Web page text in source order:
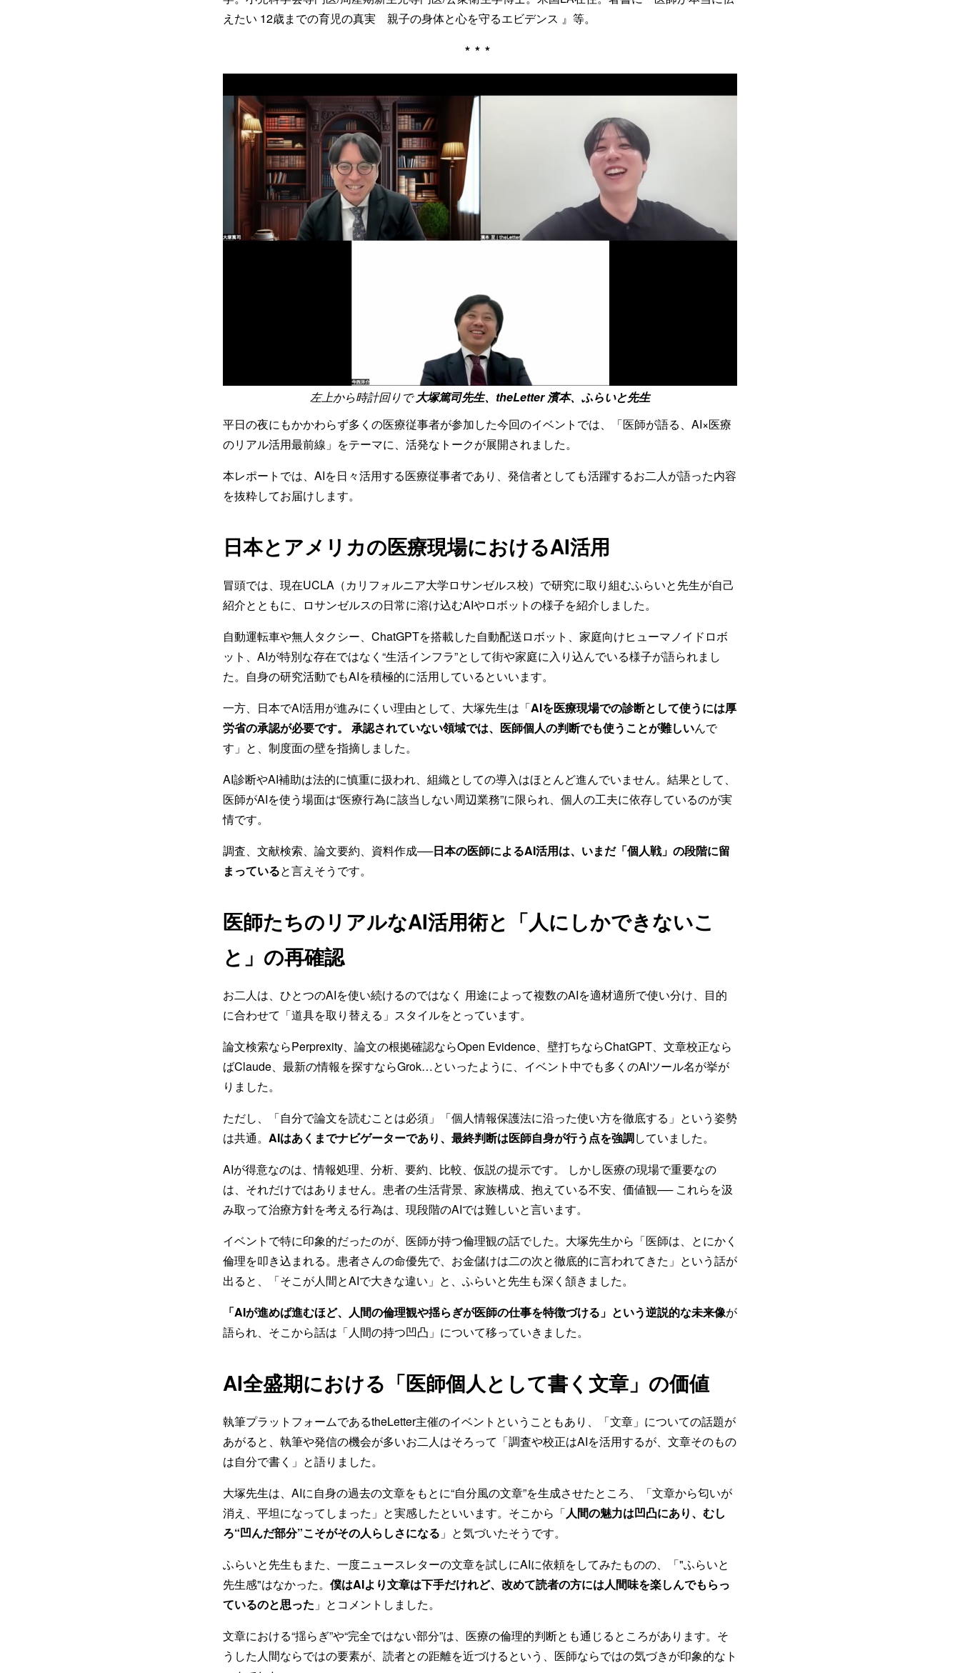
えたい 12歳までの育児の真実 親子の身体と心を守るエビデンス 』等。
***
左上から時計回りで大塚篤司先生、theLetter 濱本、 ふらいと先生
平日の夜にもかかわらず多くの医療従事者が参加した今回のイベントでは、「医師が語る、AI×医療
のリアル活用最前線」をテーマに、活発なトークが展開されました。
本レポートでは、AIを日々活用する医療従事者であり、発信者としても活躍するお二人が語った内容
を抜粋してお届けします。
日本とアメリカの医療現場におけるAI活用
冒頭では、現在UCLA（カリフォルニア大学ロサンゼルス校）で研究に取り組むふらいと先生が自己
紹介とともに、ロサンゼルスの日常に溶け込むAIやロボットの様子を紹介しました。
自動運転車や無人タクシー、ChatGPTを搭載した自動配送ロボット、家庭向けヒューマノイドロボ
ット、AIが特別な存在ではなく“生活インフラ”として街や家庭に入り込んでいる様子が語られまし
た。自身の研究活動でもAIを積極的に活用しているといいます。
一方、日本でAI活用が進みにくい理由として、大塚先生は「AIを医療現場での診断として使うには厚
労省の承認が必要です。 承認されていない領域では、医師個人の判断でも使うことが難しいんで
す」と、制度面の壁を指摘しました。
AI診断やAI補助は法的に慎重に扱われ、組織としての導入はほとんど進んでいません。結果として、
医師がAIを使う場面は“医療行為に該当しない周辺業務”に限られ、個人の工夫に依存しているのが実
情です。
調査、文献検索、論文要約、資料作成──日本の医師によるAI活用は、いまだ「個人戦」の段階に留
まっていると言えそうです。
医師たちのリアルなAI活用術と「人にしかできないこ
と」の再確認
お二人は、ひとつのAIを使い続けるのではなく 用途によって複数のAIを適材適所で使い分け、目的
に合わせて「道具を取り替える」スタイルをとっています。
論文検索ならPerprexity、論文の根拠確認ならOpen Evidence、壁打ちならChatGPT、文章校正なら
ばClaude、最新の情報を探すならGrok…といったように、イベント中でも多くのAIツール名が挙が
りました。
ただし、「自分で論文を読むことは必須」「個人情報保護法に沿った使い方を徹底する」という姿勢
は共通。 AIはあくまでナビゲーターであり、最終判断は医師自身が行う点を強調していました。
AIが得意なのは、情報処理、分析、要約、比較、仮説の提示です。 しかし医療の現場で重要なの
は、それだけではありません。患者の生活背景、家族構成、抱えている不安、価値観── これらを汲
み取って治療方針を考える行為は、現段階のAIでは難しいと言います。
イベントで特に印象的だったのが、医師が持つ倫理観の話でした。大塚先生から「医師は、とにかく
倫理を叩き込まれる。患者さんの命優先で、お金儲けは二の次と徹底的に言われてきた」という話が
出ると、「そこが人間とAIで大きな違い」と、ふらいと先生も深く頷きました。
「AIが進めば進むほど、人間の倫理観や揺らぎが医師の仕事を特徴づける」という逆説的な未来像が
語られ、そこから話は「人間の持つ凹凸」について移っていきました。
AI全盛期における「医師個人として書く文章」の価値
執筆プラットフォームであるtheLetter主催のイベントということもあり、「文章」についての話題が
あがると、執筆や発信の機会が多いお二人はそろって「調査や校正はAIを活用するが、文章そのもの
は自分で書く」と語りました。
大塚先生は、AIに自身の過去の文章をもとに“自分風の文章”を生成させたところ、「文章から匂いが
消え、平坦になってしまった」と実感したといいます。そこから「人間の魅力は凹凸にあり、むし
ろ“凹んだ部分”こそがその人らしさになる 」と気づいたそうです。
ふらいと先生もまた、一度ニュースレターの文章を試しにAIに依頼をしてみたものの、「"ふらいと
先生感"はなかった。 僕はAIより文章は下手だけれど、改めて読者の方には人間味を楽しんでもらっ
ているのと思った 」とコメントしました。
文章における“揺らぎ”や“完全ではない部分”は、医療の倫理的判断とも通じるところがあります。そ
うした人間ならではの要素が、読者との距離を近づけるという、医師ならではの気づきが印象的なト